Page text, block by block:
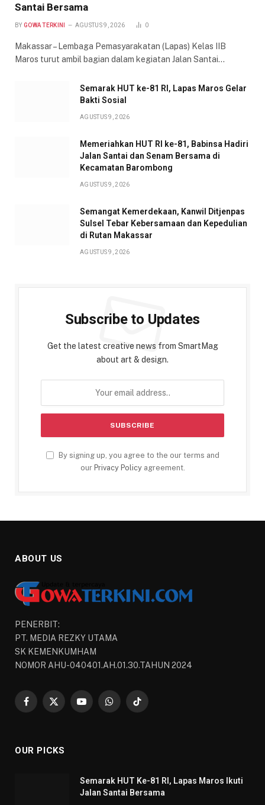
Santai Bersama
BY GOWA TERKINI AGUSTUS 9, 2026 0
Makassar – Lembaga Pemasyarakatan (Lapas) Kelas IIB
Maros turut ambil bagian dalam kegiatan Jalan Santai…
Semarak HUT ke-81 RI, Lapas Maros Gelar
Bakti Sosial
AGUSTUS 9, 2026
Memeriahkan HUT RI ke-81, Babinsa Hadiri
Jalan Santai dan Senam Bersama di
Kecamatan Barombong
AGUSTUS 9, 2026
Semangat Kemerdekaan, Kanwil Ditjenpas
Sulsel Tebar Kebersamaan dan Kepedulian
di Rutan Makassar
AGUSTUS 9, 2026
Subscribe to Updates
Get the latest creative news from SmartMag
about art & design.
By signing up, you agree to the our terms and
our Privacy Policyagreement.
ABOUT US
PENERBIT:
PT. MEDIA REZKY UTAMA
SK KEMENKUMHAM
NOMOR AHU-040401.AH.01.30.TAHUN 2024
Facebook
X
YouTubeWhatsAppTikTok
OUR PICKS
Semarak HUT Ke-81 RI, Lapas Maros Ikuti
Jalan Santai Bersama